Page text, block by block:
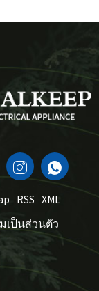
RSS XML
เป็นส่วนตัว